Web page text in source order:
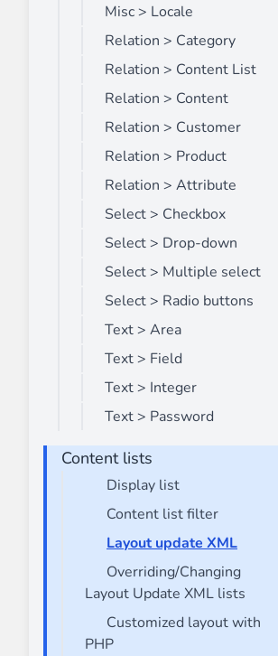
Saisissez toutes les
⟶ découvrir
Misc > Locale
Relation > Category
Relation > Content List
Relation > Content
Relation > Customer
Relation > Product
Relation > Attribute
Select > Checkbox
Select > Drop-down
Select > Multiple select
Select > Radio buttons
Text > Area
Text > Field
Text > Integer
Text > Password
Content lists
Display list
Content list filter
Layout update XML
Overriding/Changing
Layout Update XML lists
Customized layout with
PHP